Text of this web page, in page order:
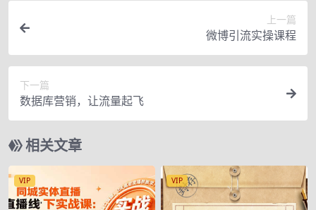
上一篇
微博引流实操课程
下一篇
数据库营销，让流量起飞
相关文章
VIP VIP